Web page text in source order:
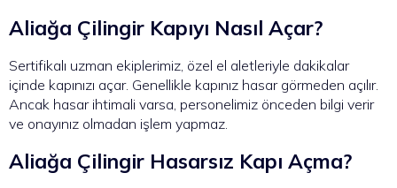
Aliağa Çilingir Kapıyı Nasıl Açar?
Sertifikalı uzman ekiplerimiz, özel el aletleriyle dakikalar
içinde kapınızı açar. Genellikle kapınız hasar görmeden açılır.
Ancak hasar ihtimali varsa, personelimiz önceden bilgi verir
ve onayınız olmadan işlem yapmaz.
Aliağa Çilingir Hasarsız Kapı Açma?